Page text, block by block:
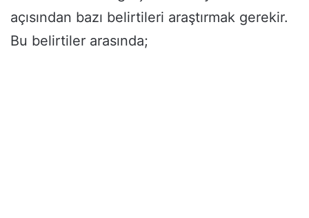
açısından bazı belirtileri araştırmak gerekir.
Bu belirtiler arasında;